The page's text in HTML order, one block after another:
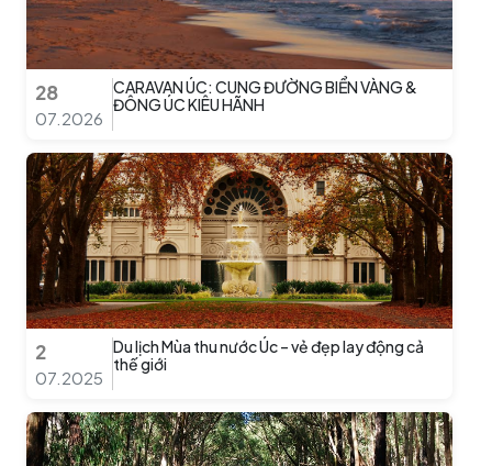
28
07.2026
CARAVAN ÚC: CUNG ĐƯỜNG BIỂN VÀNG &
ĐÔNG ÚC KIÊU HÃNH
2
07.2025
Du lịch Mùa thu nước Úc – vẻ đẹp lay động cả
thế giới